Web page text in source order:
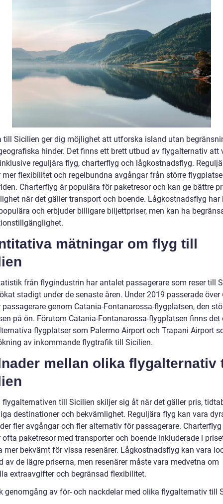
till Sicilien ger dig möjlighet att utforska island utan
hinder. Det finns ett brett utbud av flygalternativ att
reguljära flyg, charterflyg och lågkostnadsflyg.
mer flexibilitet och regelbundna avgångar från större
Charterflyg är populära för paketresor och kan ge bättre
när det gäller transport och boende. Lågkostnadsflyg har
och erbjuder billigare biljettpriser, men kan ha
mätningar om flyg till
från flygindustrin har antalet passagerare som reser till
stadigt under de senaste åren. Under 2019 passerade över
genom Catania-Fontanarossa-flygplatsen, den
på ön. Förutom Catania-Fontanarossa-flygplatsen finns det
flygplatser som Palermo Airport och Trapani Airport
av inkommande flygtrafik till Sicilien.
mellan olika flygalternativ
flygalternativen till Sicilien skiljer sig åt när det gäller pris,
destinationer och bekvämlighet. Reguljära flyg kan vara
fler avgångar och fler alternativ för passagerare. Charterflyg
ofta paketresor med transporter och boende inkluderade i
mer bekvämt för vissa resenärer. Lågkostnadsflyg kan vara
av de lägre priserna, men resenärer måste vara medvetna om
extraavgifter och begränsad flexibilitet.
genomgång av för- och nackdelar med olika flygalternativ till